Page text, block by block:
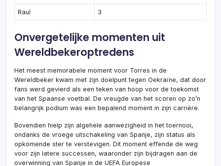
Raul 3
Onvergetelijke momenten uit
Wereldbekeroptredens
Het meest memorabele moment voor Torres in de
Wereldbeker kwam met zijn doelpunt tegen Oekraïne, dat door
fans werd gevierd als een teken van hoop voor de toekomst
van het Spaanse voetbal. De vreugde van het scoren op zo’n
belangrijk podium was een bepalend moment in zijn carrière.
Bovendien hielp zijn algehele aanwezigheid in het toernooi,
ondanks de vroege uitschakeling van Spanje, zijn status als
opkomende ster te verstevigen. Dit moment effende de weg
voor zijn latere successen, waaronder zijn bijdragen aan de
overwinning van Spanje in de UEFA Europese